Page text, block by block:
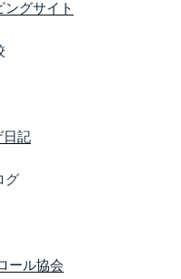
グサイト
日記
グ
ール協会